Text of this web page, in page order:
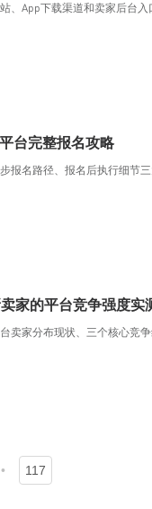
、App下载渠道和卖家后台
台完整报名攻略
名路径、报名后执行细节
家的平台竞争强度实
家分布现状、三个核心竞
117